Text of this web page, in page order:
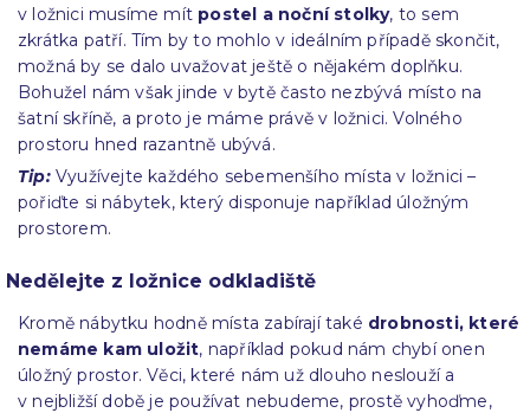
v ložnici musíme mít postel a noční stolky, to sem
zkrátka patří. Tím by to mohlo v ideálním případě skončit,
možná by se dalo uvažovat ještě o nějakém doplňku.
Bohužel nám však jinde v bytě často nezbývá místo na
šatní skříně, a proto je máme právě v ložnici. Volného
prostoru hned razantně ubývá.
Tip:Využívejte každého sebemenšího místa v ložnici –
pořiďte si nábytek, který disponuje například úložným
prostorem.
Nedělejte z ložnice odkladiště
Kromě nábytku hodně místa zabírají také drobnosti, které
nemáme kam uložit, například pokud nám chybí onen
úložný prostor. Věci, které nám už dlouho neslouží a
v nejbližší době je používat nebudeme, prostě vyhoďme,